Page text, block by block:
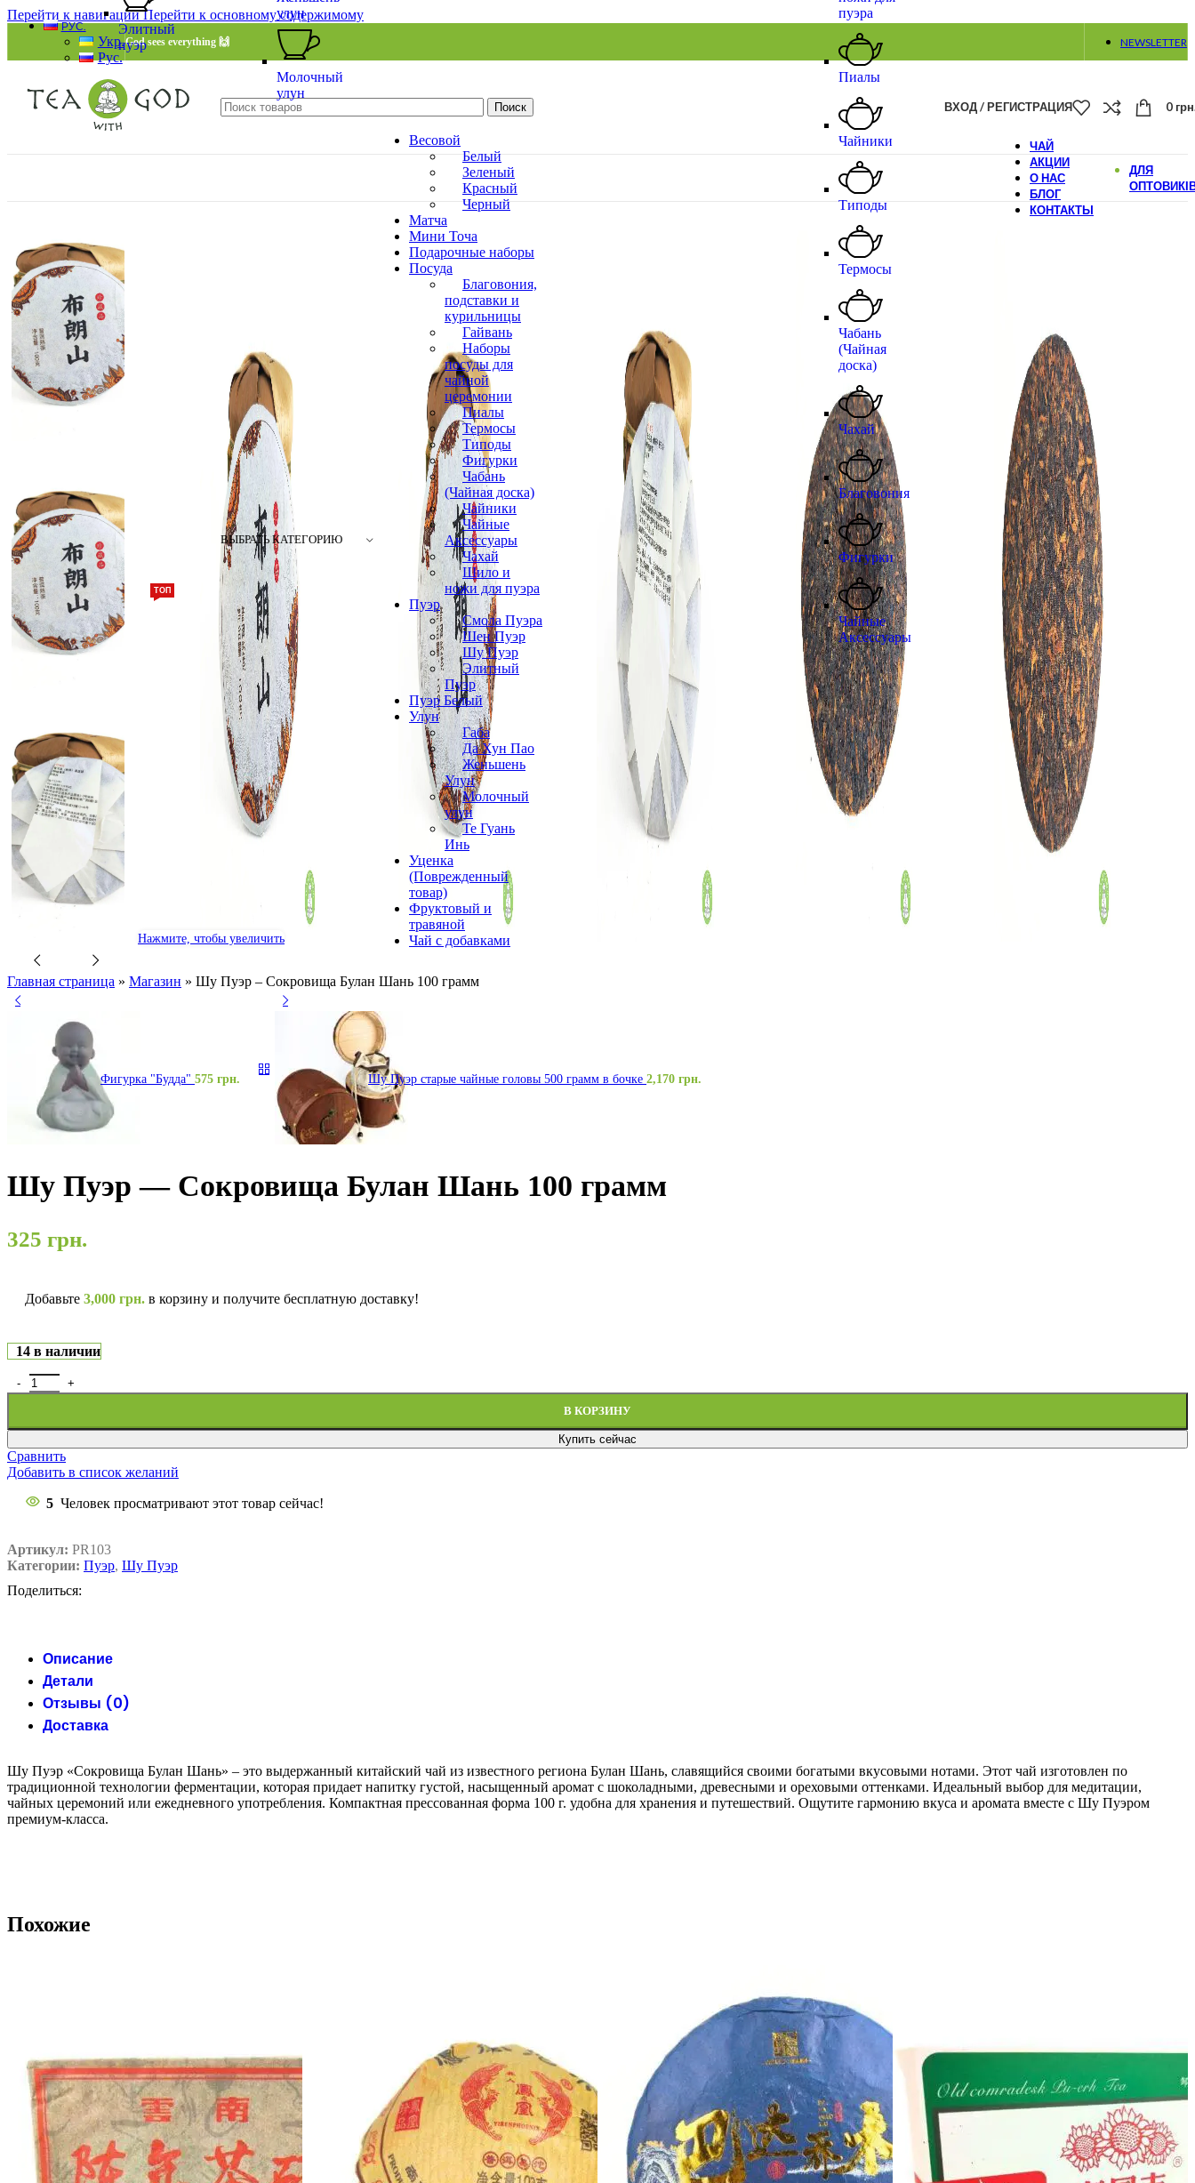
Перейти к навигацииПерейти к основному содержимому
РУС.
Укр.
Рус.
God sees everything 🙌 NEWSLETTER
ВЫБРАТЬ КАТЕГОРИЮ
Весовой
Белый
Зеленый
Красный
Черный
Матча
Мини Точа
Подарочные наборы
Посуда
Благовония,
подставки и
курильницы
Гайвань
Наборы
посуды для
чайной
церемонии
Пиалы
Термосы
Типоды
Фигурки
Чабань
(Чайная доска)
Чайники
Чайные
Аксессуары
Чахай
Шило и
ножи для пуэра
Пуэр
Смола Пуэра
Шен Пуэр
Шу Пуэр
Элитный
Пуэр
Пуэр Белый
Улун
Габа
Да Хун Пао
Женьшень
Улун
Молочный
улун
Те Гуань
Инь
Уценка
(Поврежденный
товар)
Фруктовый и
травяной
Чай с добавками
Поиск ВХОД / РЕГИСТРАЦИЯ 0
Элитный
пуэр
улун
Молочный
улун
пуэра
Пиалы
Чайники
Типоды
Термосы
Чабань
(Чайная
доска)
Чахай
Благовония
Фигурки
Чайные
Аксессуары
ЧАЙ
АКЦИИ
О НАС
БЛОГ
КОНТАКТЫ
ДЛЯ
Нажмите, чтобы увеличить
Главная страница » Магазин » Шу Пуэр – Сокровища Булан Шань 100 грамм
Фигурка "Будда" 575 грн. Шу Пуэр старые чайные головы 500 грамм в бочке 2,170 грн.
Шу Пуэр — Сокровища Булан Шань 100 грамм
325 грн.
Добавьте 3,000 грн. в корзину и получите бесплатную доставку!
14 в наличии
В КОРЗИНУ
Купить сейчас
Сравнить
Добавить в список желаний
5 Человек просматривают этот товар сейчас!
Артикул: PR103
Категории: Пуэр, Шу Пуэр
Поделиться:
Описание
Детали
Отзывы (0)
Доставка
Шу Пуэр «Сокровища Булан Шань» – это выдержанный китайский чай из известного региона Булан Шань, славящийся своими богатыми вкусовыми нотами. Этот чай изготовлен по
традиционной технологии ферментации, которая придает напитку густой, насыщенный аромат с шоколадными, древесными и ореховыми оттенками. Идеальный выбор для медитации,
чайных церемоний или ежедневного употребления. Компактная прессованная форма 100 г. удобна для хранения и путешествий. Ощутите гармонию вкуса и аромата вместе с Шу Пуэром
премиум-класса.
Похожие
ТОП